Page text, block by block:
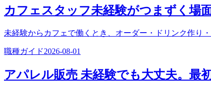
カフェスタッフ未経験がつまずく場
未経験からカフェで働くとき、オーダー・ドリンク作り
職種ガイド2026-08-01
アパレル販売 未経験でも大丈夫。最